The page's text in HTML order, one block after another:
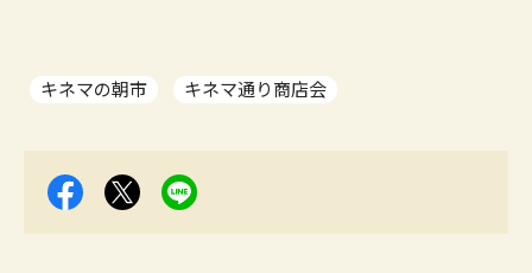
キネマの朝市 キネマ通り商店会